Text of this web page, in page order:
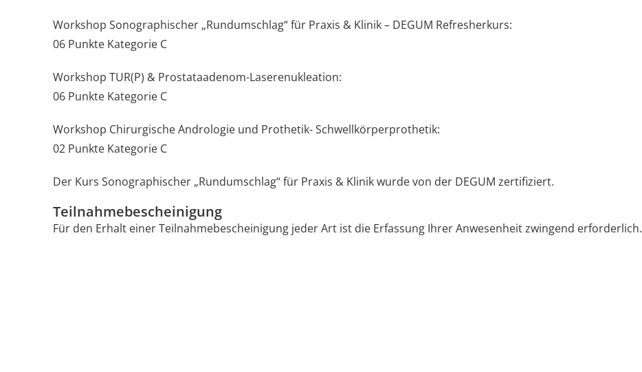
Workshop Sonographischer „Rundumschlag“ für Praxis & Klinik – DEGUM Refresherkurs:
06 Punkte Kategorie C
Workshop TUR(P) & Prostataadenom-Laserenukleation:
06 Punkte Kategorie C
Workshop Chirurgische Andrologie und Prothetik- Schwellkörperprothetik:
02 Punkte Kategorie C
Der Kurs Sonographischer „Rundumschlag“ für Praxis & Klinik wurde von der DEGUM zertifiziert.
Teilnahmebescheinigung
Für den Erhalt einer Teilnahmebescheinigung jeder Art ist die Erfassung Ihrer Anwesenheit zwingend erforderlich.